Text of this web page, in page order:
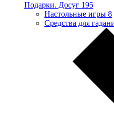
Подарки. Досуг 195
Настольные игры 8
Средства для